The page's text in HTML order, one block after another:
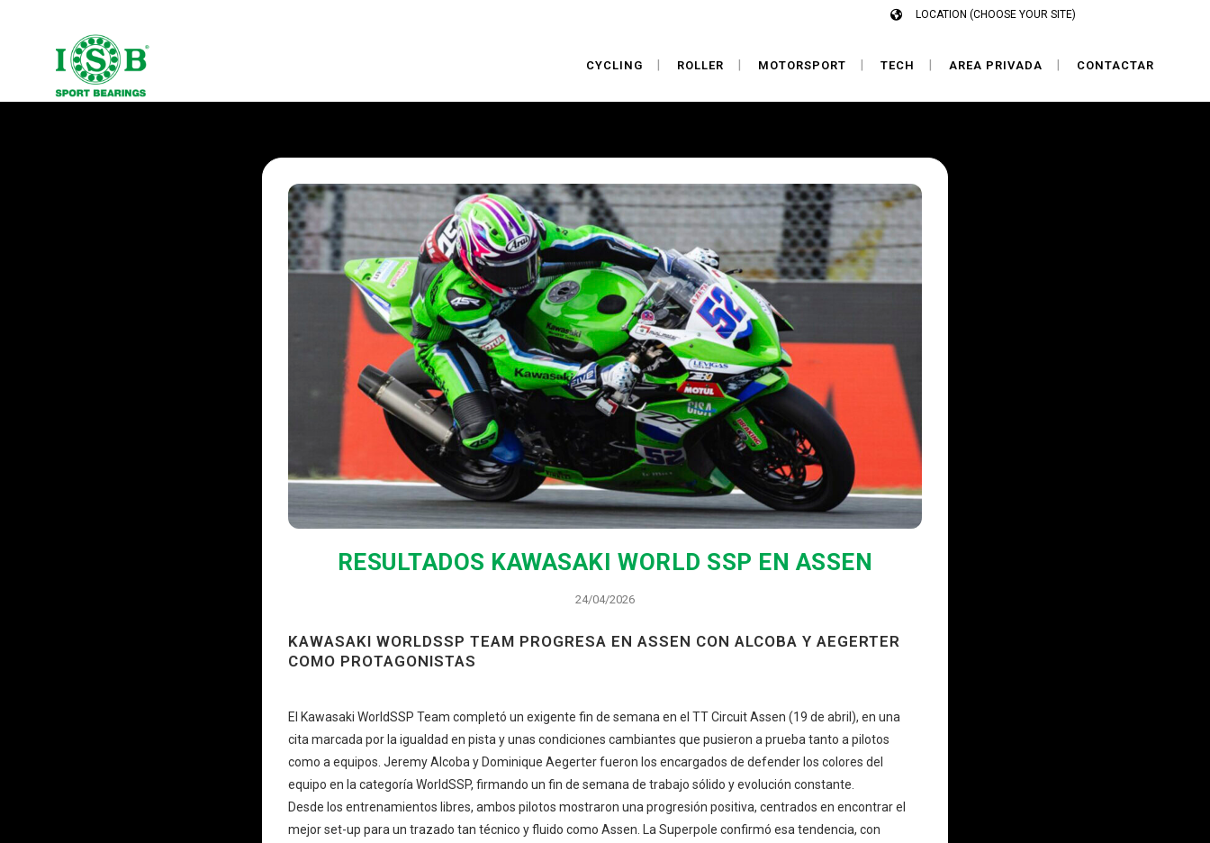
LOCATION (CHOOSE YOUR SITE)
CYCLING ROLLER MOTORSPORT TECH AREA PRIVADA CONTACTAR
RESULTADOS KAWASAKI WORLD SSP EN ASSEN
24/04/2026
KAWASAKI WORLDSSP TEAM PROGRESA EN ASSEN CON ALCOBA Y AEGERTER
COMO PROTAGONISTAS
El Kawasaki WorldSSP Team completó un exigente fin de semana en el TT Circuit Assen (19 de abril), en una
cita marcada por la igualdad en pista y unas condiciones cambiantes que pusieron a prueba tanto a pilotos
como a equipos. Jeremy Alcoba y Dominique Aegerter fueron los encargados de defender los colores del
equipo en la categoría WorldSSP, firmando un fin de semana de trabajo sólido y evolución constante.
Desde los entrenamientos libres, ambos pilotos mostraron una progresión positiva, centrados en encontrar el
mejor set-up para un trazado tan técnico y fluido como Assen. La Superpole confirmó esa tendencia, con